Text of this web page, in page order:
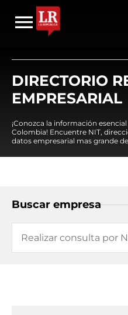
DIRECTORIO
EMPRESARIAL
¡Conozca la información
Colombia! Encuentre NIT,
datos empresarial mas grande
Buscar empresa